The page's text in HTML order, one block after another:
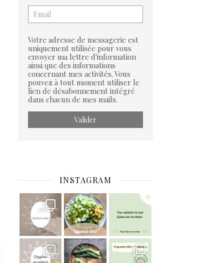
Votre adresse de messagerie est
uniquement utilisée pour vous
envoyer ma lettre d'information
ainsi que des informations
concernant mes activités. Vous
pouvez à tout moment utiliser le
lien de désabonnement intégré
dans chacun de mes mails.
INSTAGRAM